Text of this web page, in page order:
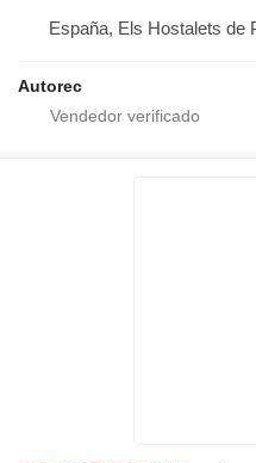
España, Els Hostalets de
Autorec